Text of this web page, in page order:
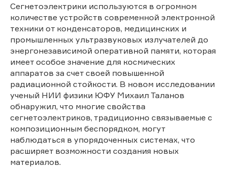
Сегнетоэлектрики используются в огромном
количестве устройств современной электронной
техники от конденсаторов, медицинских и
промышленных ультразвуковых излучателей до
энергонезависимой оперативной памяти, которая
имеет особое значение для космических
аппаратов за счет своей повышенной
радиационной стойкости. В новом исследовании
ученый НИИ физики ЮФУ Михаил Таланов
обнаружил, что многие свойства
сегнетоэлектриков, традиционно связываемые с
композиционным беспорядком, могут
наблюдаться в упорядоченных системах, что
расширяет возможности создания новых
материалов.